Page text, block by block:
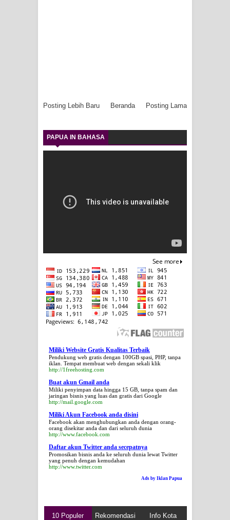
Posting Lebih Baru Posting Lama
Beranda
PAPUA IN BAHASA
Miliki Website Gratis Kualitas Terbaik
Pendukung web gratis dengan 100GB spasi, PHP, tanpa
iklan. Tempat membuat web dengan sekali klik
http://1freehosting.com
Buat akun Gmail anda
Miliki penyimpan data hingga 15 GB, tanpa spam dan
jaringan bisnis yang luas dan gratis dari Google
http://mail.google.com
Miliki Akun Facebook anda disini
Facebook akan menghubungkan anda dengan orang-
orang disekitar anda dan dari seluruh dunia
http://www.facebook.com
Daftar akun Twitter anda secepatnya
Promosikan bisnis anda ke seluruh dunia lewat Twitter
yang penuh dengan kemudahan
http://www.twitter.com
Ads by Iklan Papua
10 Populer Rekomendasi Info Kota